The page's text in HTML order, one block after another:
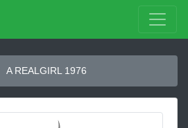
A REALGIRL 1976